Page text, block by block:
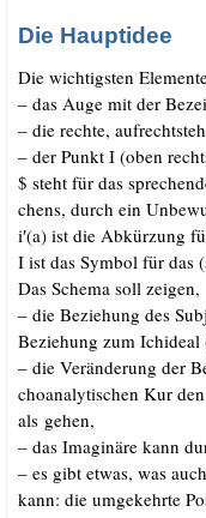
Die Hauptidee
Die wich­tigs­ten
– das Auge mit der
– die rech­te,
– der Punkt I (oben
$ steht für das
chens, durch ein
i′(a) ist die Abkür­zung
I ist das Sym­bol für das
Das Sche­ma soll zeigen,
– die Bezie­hung des
Bezie­hung zum
– die Ver­än­de­rung der
cho­ana­ly­ti­schen Kur
als gehen,
– das Ima­gi­nä­re kann
– es gibt etwas, was
kann: die umge­kehr­te